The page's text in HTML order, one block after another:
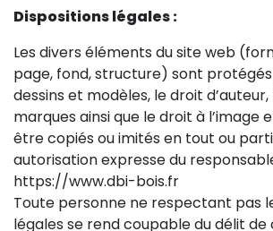
Dispositions légales :
Les divers éléments du site web
page, fond, structure) sont
dessins et modèles, le droit
marques ainsi que le droit à l’image
être copiés ou imités en tout ou
autorisation expresse du
https://www.dbi-bois.fr
Toute personne ne respectant pas
légales se rend coupable du délit